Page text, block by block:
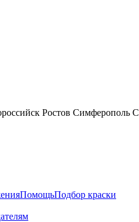
Ростов Симферополь
ПомощьПодбор краски